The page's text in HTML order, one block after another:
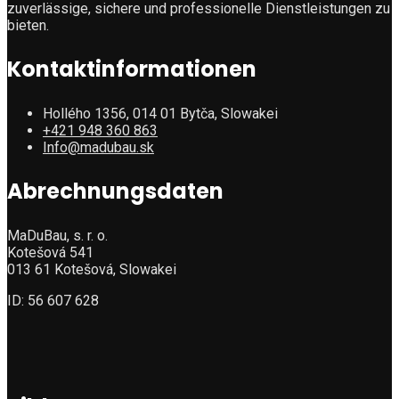
zuverlässige, sichere und professionelle Dienstleistungen zu
bieten.
Kontaktinformationen
Hollého 1356, 014 01 Bytča, Slowakei
+421 948 360 863
Info@madubau.sk
Abrechnungsdaten
MaDuBau, s. r. o.
Kotešová 541
013 61 Kotešová, Slowakei
ID: 56 607 628